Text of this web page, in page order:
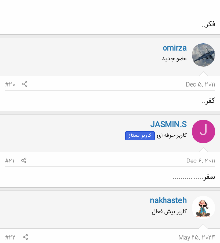
فکر..
omirza
عضو جدید
Dec 5, 2011
#20
کفر..
J
JASMIN.S
کاربر حرفه ای کاربر ممتاز
Dec 6, 2011
#21
سفر................
nakhasteh
کاربر بیش فعال
May 25, 2024
#22